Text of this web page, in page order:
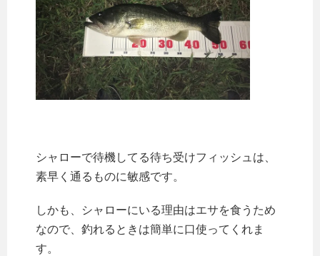
シャローで待機してる待ち受けフィッシュは、
素早く通るものに敏感です。
しかも、シャローにいる理由はエサを食うため
なので、釣れるときは簡単に口使ってくれま
す。